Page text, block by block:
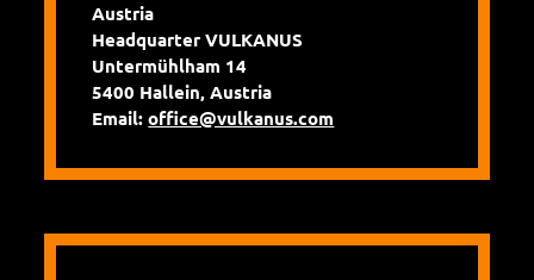
Austria
Headquarter VULKANUS
Untermühlham 14
5400 Hallein, Austria
Email:office@vulkanus.com